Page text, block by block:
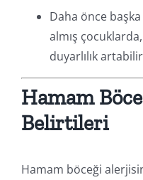
Daha önce başka
almış
duyarlılık
Hamam
Belirtileri
Hamam böceği